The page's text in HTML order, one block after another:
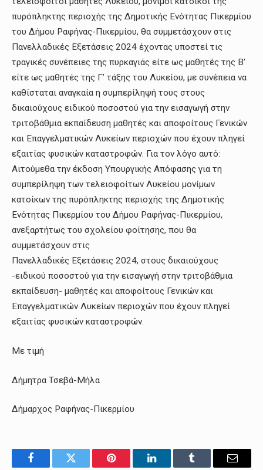
πυρόπληκτης περιοχής της Δημοτικής Ενότητας Πικερμίου
του Δήμου Ραφήνας-Πικερμίου, θα συμμετάσχουν στις
Πανελλαδικές Εξετάσεις 2024 έχοντας υποστεί τις
τραγικές συνέπειες της πυρκαγιάς είτε ως μαθητές της Β’
είτε ως μαθητές της Γ’ τάξης του Λυκείου, με συνέπεια να
καθίσταται αναγκαία η συμπερίληψή τους στους
δικαιούχους ειδικού ποσοστού για την εισαγωγή στην
τριτοβάθμια εκπαίδευση μαθητές και αποφοίτους Γενικών
και Επαγγελματικών Λυκείων περιοχών που έχουν πληγεί
εξαιτίας φυσικών καταστροφών. Για τον λόγο αυτό:
Αιτούμεθα την έκδοση Υπουργικής Απόφασης για τη
συμπερίληψη των τελειοφοίτων Λυκείου μονίμων
κατοίκων της πυρόπληκτης περιοχής της Δημοτικής
Ενότητας Πικερμίου του Δήμου Ραφήνας-Πικερμίου,
ανεξαρτήτως του σχολείου φοίτησης, που θα
συμμετάσχουν στις
Πανελλαδικές Εξετάσεις 2024, στους δικαιούχους
-ειδικού ποσοστού για την εισαγωγή στην τριτοβάθμια
εκπαίδευση- μαθητές και αποφοίτους Γενικών και
Επαγγελματικών Λυκείων περιοχών που έχουν πληγεί
εξαιτίας φυσικών καταστροφών.
Με τιμή
Δήμητρα Τσεβά-Μήλα
Δήμαρχος Ραφήνας-Πικερμίου
FacebookTwitter Pinterest LinkedInTumblr Email